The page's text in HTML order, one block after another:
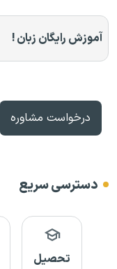
آموزش رایگان زبان !
درخواست مشاوره
دسترسی سریع
تحصیل